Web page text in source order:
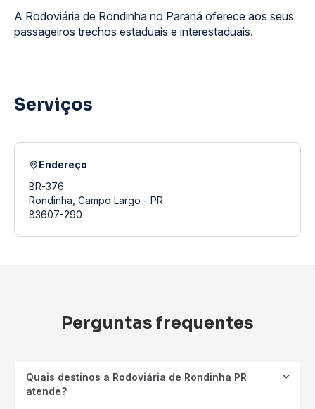
A Rodoviária de Rondinha no Paraná oferece aos seus
passageiros trechos estaduais e interestaduais.
Serviços
Endereço
BR-376
Rondinha, Campo Largo - PR
83607-290
Perguntas frequentes
Quais destinos a Rodoviária de Rondinha PR
atende?